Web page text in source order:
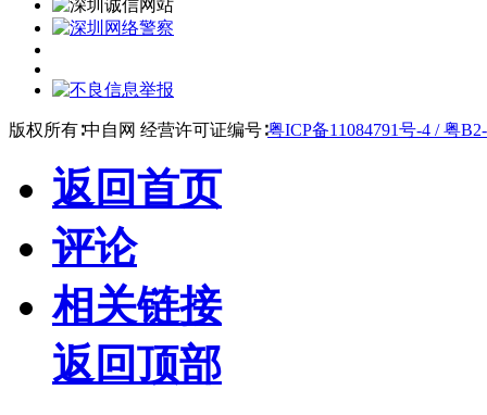
版权所有∶中自网 经营许可证编号∶粤ICP备11084791号-4 / 粤
返回首页
评论
相关链接
返回顶部